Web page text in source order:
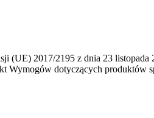
(UE) 2017/2195 z dnia 23‍ listopada
Wymogów dotyczących produktów